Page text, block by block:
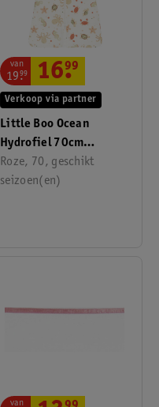
Little Boo Ocean
Hydrofiel 70cm
Slaapzak
Roze, 70, geschikt
seizoen(en)
Verkoop via partner
van
19.
99 16.
99
van